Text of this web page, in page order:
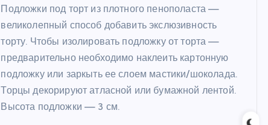
Подложки под торт из плотного пенополаста —
великолепный способ добавить экслюзивность
торту. Чтобы изолировать подложку от торта —
предварительно необходимо наклеить картонную
подложку или заркыть ее слоем мастики/шоколада.
Торцы декорируют атласной или бумажной лентой.
Высота подложки — 3 см.